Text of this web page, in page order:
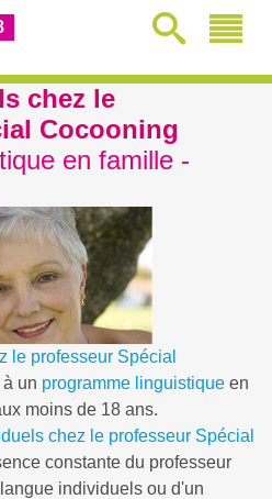
chez le
Cocooning
en famille -
le professeur Spécial
un programme linguistique en
moins de 18 ans.
chez le professeur Spécial
constante du professeur
individuels ou d'un